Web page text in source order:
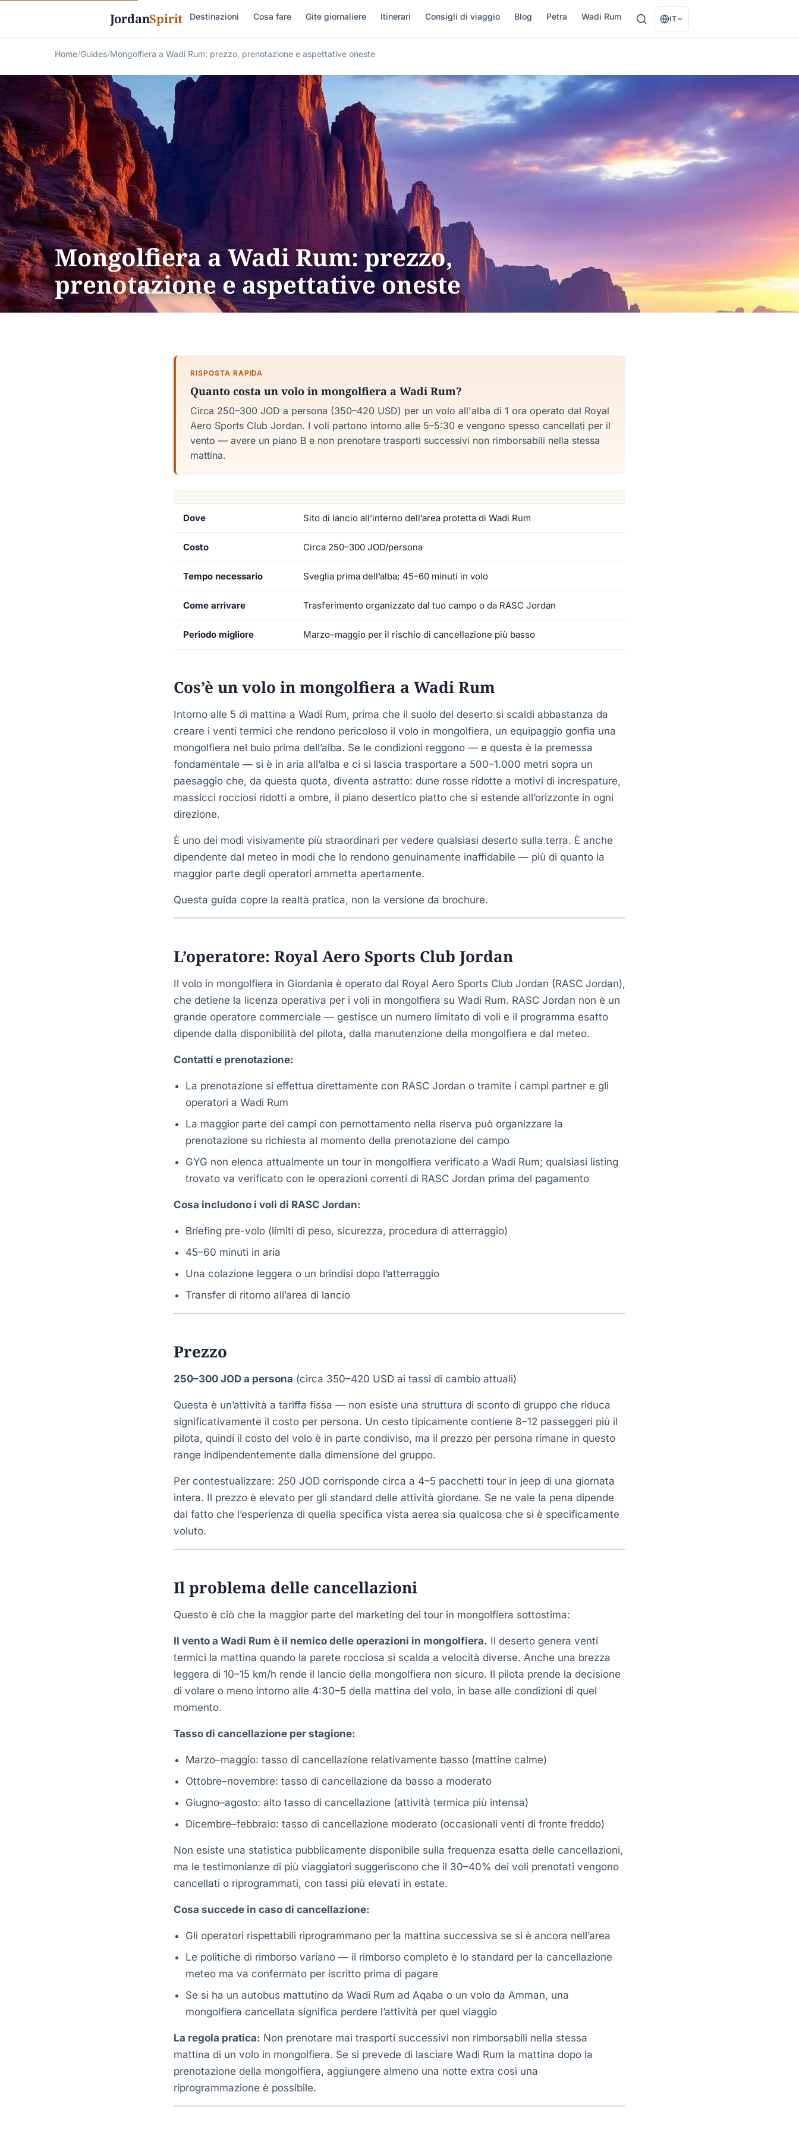
JordanSpirit Destinazioni Cosa fare Gite giornaliere Itinerari Consigli di viaggio Blog Petra Wadi Rum IT
Home/Guides/Mongolfiera a Wadi Rum: prezzo, prenotazione e aspettative oneste
Mongolfiera a Wadi Rum: prezzo,
prenotazione e aspettative oneste
RISPOSTA RAPIDA
Quanto costa un volo in mongolfiera a Wadi Rum?
Circa 250–300 JOD a persona (350–420 USD) per un volo all'alba di 1 ora operato dal Royal
Aero Sports Club Jordan. I voli partono intorno alle 5–5:30 e vengono spesso cancellati per il
vento — avere un piano B e non prenotare trasporti successivi non rimborsabili nella stessa
mattina.
Dove Sito di lancio all’interno dell’area protetta di Wadi Rum
Costo Circa 250–300 JOD/persona
Tempo necessario Sveglia prima dell’alba; 45–60 minuti in volo
Come arrivare Trasferimento organizzato dal tuo campo o da RASC Jordan
Periodo migliore Marzo–maggio per il rischio di cancellazione più basso
Cos’è un volo in mongolfiera a Wadi Rum
Intorno alle 5 di mattina a Wadi Rum, prima che il suolo del deserto si scaldi abbastanza da
creare i venti termici che rendono pericoloso il volo in mongolfiera, un equipaggio gonfia una
mongolfiera nel buio prima dell’alba. Se le condizioni reggono — e questa è la premessa
fondamentale — si è in aria all’alba e ci si lascia trasportare a 500–1.000 metri sopra un
paesaggio che, da questa quota, diventa astratto: dune rosse ridotte a motivi di increspature,
massicci rocciosi ridotti a ombre, il piano desertico piatto che si estende all’orizzonte in ogni
direzione.
È uno dei modi visivamente più straordinari per vedere qualsiasi deserto sulla terra. È anche
dipendente dal meteo in modi che lo rendono genuinamente inaffidabile — più di quanto la
maggior parte degli operatori ammetta apertamente.
Questa guida copre la realtà pratica, non la versione da brochure.
L’operatore: Royal Aero Sports Club Jordan
Il volo in mongolfiera in Giordania è operato dal Royal Aero Sports Club Jordan (RASC Jordan),
che detiene la licenza operativa per i voli in mongolfiera su Wadi Rum. RASC Jordan non è un
grande operatore commerciale — gestisce un numero limitato di voli e il programma esatto
dipende dalla disponibilità del pilota, dalla manutenzione della mongolfiera e dal meteo.
Contatti e prenotazione:
La prenotazione si effettua direttamente con RASC Jordan o tramite i campi partner e gli
operatori a Wadi Rum
La maggior parte dei campi con pernottamento nella riserva può organizzare la
prenotazione su richiesta al momento della prenotazione del campo
GYG non elenca attualmente un tour in mongolfiera verificato a Wadi Rum; qualsiasi listing
trovato va verificato con le operazioni correnti di RASC Jordan prima del pagamento
Cosa includono i voli di RASC Jordan:
Briefing pre-volo (limiti di peso, sicurezza, procedura di atterraggio)
45–60 minuti in aria
Una colazione leggera o un brindisi dopo l’atterraggio
Transfer di ritorno all’area di lancio
Prezzo
250–300 JOD a persona (circa 350–420 USD ai tassi di cambio attuali)
Questa è un’attività a tariffa fissa — non esiste una struttura di sconto di gruppo che riduca
significativamente il costo per persona. Un cesto tipicamente contiene 8–12 passeggeri più il
pilota, quindi il costo del volo è in parte condiviso, ma il prezzo per persona rimane in questo
range indipendentemente dalla dimensione del gruppo.
Per contestualizzare: 250 JOD corrisponde circa a 4–5 pacchetti tour in jeep di una giornata
intera. Il prezzo è elevato per gli standard delle attività giordane. Se ne vale la pena dipende
dal fatto che l’esperienza di quella specifica vista aerea sia qualcosa che si è specificamente
voluto.
Il problema delle cancellazioni
Questo è ciò che la maggior parte del marketing dei tour in mongolfiera sottostima:
Il vento a Wadi Rum è il nemico delle operazioni in mongolfiera. Il deserto genera venti
termici la mattina quando la parete rocciosa si scalda a velocità diverse. Anche una brezza
leggera di 10–15 km/h rende il lancio della mongolfiera non sicuro. Il pilota prende la decisione
di volare o meno intorno alle 4:30–5 della mattina del volo, in base alle condizioni di quel
momento.
Tasso di cancellazione per stagione:
Marzo–maggio: tasso di cancellazione relativamente basso (mattine calme)
Ottobre–novembre: tasso di cancellazione da basso a moderato
Giugno–agosto: alto tasso di cancellazione (attività termica più intensa)
Dicembre–febbraio: tasso di cancellazione moderato (occasionali venti di fronte freddo)
Non esiste una statistica pubblicamente disponibile sulla frequenza esatta delle cancellazioni,
ma le testimonianze di più viaggiatori suggeriscono che il 30–40% dei voli prenotati vengono
cancellati o riprogrammati, con tassi più elevati in estate.
Cosa succede in caso di cancellazione:
Gli operatori rispettabili riprogrammano per la mattina successiva se si è ancora nell’area
Le politiche di rimborso variano — il rimborso completo è lo standard per la cancellazione
meteo ma va confermato per iscritto prima di pagare
Se si ha un autobus mattutino da Wadi Rum ad Aqaba o un volo da Amman, una
mongolfiera cancellata significa perdere l’attività per quel viaggio
La regola pratica: Non prenotare mai trasporti successivi non rimborsabili nella stessa
mattina di un volo in mongolfiera. Se si prevede di lasciare Wadi Rum la mattina dopo la
prenotazione della mongolfiera, aggiungere almeno una notte extra così una
riprogrammazione è possibile.